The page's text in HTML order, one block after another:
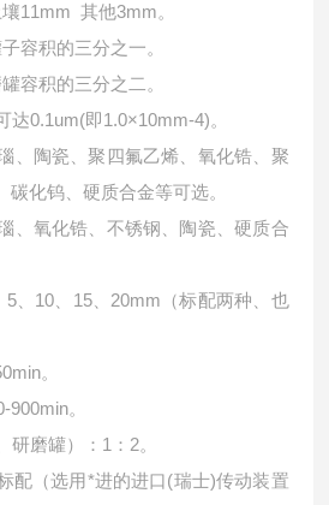
11mm 其他3mm。
容积的三分之一。
容积的三分之二。
达0.1um(即1.0×10mm-4)。
、陶瓷、聚四氟乙烯、氧化锆、聚
化钨、硬质合金等可选。
、氧化锆、不锈钢、陶瓷、硬质合
、10、15、20mm（标配两种、也
。
。
研磨罐）：1：2。
配（选用*进的进口(瑞士)传动装置